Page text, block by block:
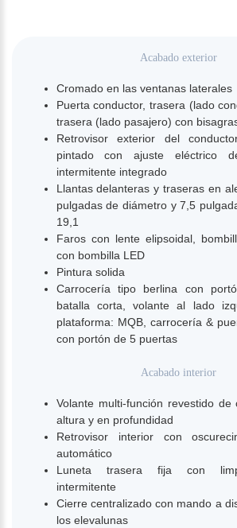
Acabado exterior
Cromado en las ventanas laterales
Puerta conductor, trasera (lado
trasera (lado pasajero) con
Retrovisor exterior del
pintado con ajuste eléctrico
intermitente integrado
Llantas delanteras y traseras en
pulgadas de diámetro y 7,5
19,1
Faros con lente elipsoidal,
con bombilla LED
Pintura solida
Carrocería tipo berlina con
batalla corta, volante al lado
plataforma: MQB, carrocería &
con portón de 5 puertas
Acabado interior
Volante multi-función revestido de
altura y en profundidad
Retrovisor interior con
automático
Luneta trasera fija con
intermitente
Cierre centralizado con mando a
los elevalunas